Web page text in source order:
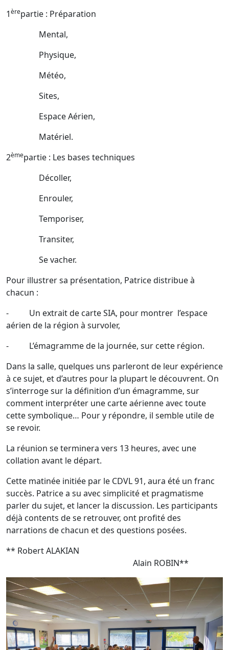
1èrepartie : Préparation
Mental,
Physique,
Météo,
Sites,
Espace Aérien,
Matériel.
2èmepartie : Les bases techniques
Décoller,
Enrouler,
Temporiser,
Transiter,
Se vacher.
Pour illustrer sa présentation, Patrice distribue à
chacun :
- Un extrait de carte SIA, pour montrer l’espace
aérien de la région à survoler,
- L’émagramme de la journée, sur cette région.
Dans la salle, quelques uns parleront de leur expérience
à ce sujet, et d’autres pour la plupart le découvrent. On
s’interroge sur la définition d’un émagramme, sur
comment interpréter une carte aérienne avec toute
cette symbolique… Pour y répondre, il semble utile de
se revoir.
La réunion se terminera vers 13 heures, avec une
collation avant le départ.
Cette matinée initiée par le CDVL 91, aura été un franc
succès. Patrice a su avec simplicité et pragmatisme
parler du sujet, et lancer la discussion. Les participants
déjà contents de se retrouver, ont profité des
narrations de chacun et des questions posées.
** Robert ALAKIAN
Alain ROBIN**